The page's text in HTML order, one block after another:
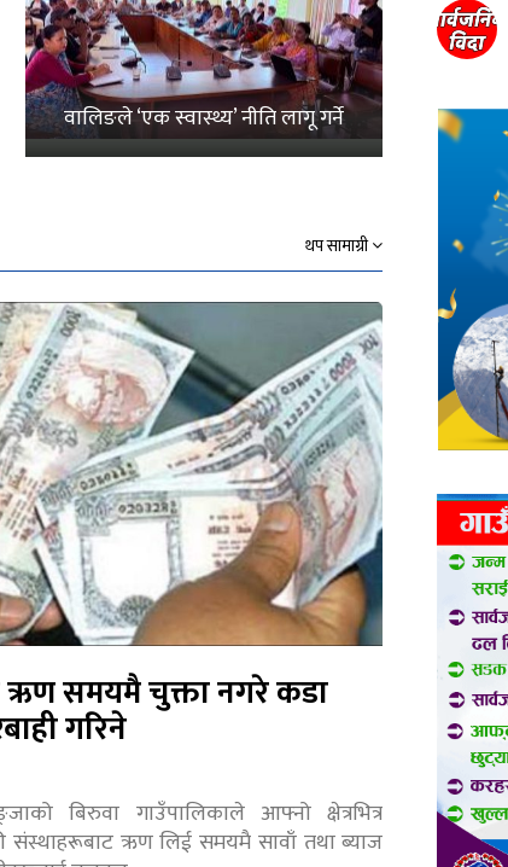
वालिङले ‘एक स्वास्थ्य’ नीति लागू गर्ने
थप सामाग्री
ऋण समयमै चुक्ता नगरे कडा
गरिने
बिरुवा गाउँपालिकाले आफ्नो क्षेत्रभित्र
संस्थाहरूबाट ऋण लिई समयमै सावाँ तथा ब्याज